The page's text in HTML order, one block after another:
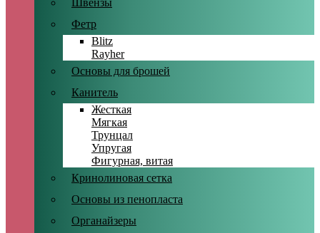
Швензы
Фетр
Blitz
Rayher
Основы для брошей
Канитель
Жесткая
Мягкая
Трунцал
Упругая
Фигурная, витая
Кринолиновая сетка
Основы из пенопласта
Органайзеры